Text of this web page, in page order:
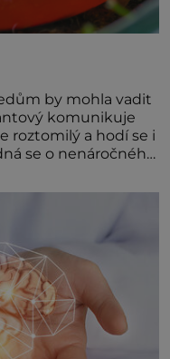
by mohla vadit
komunikuje
roztomilý a hodí se i
se o nenáročného
zbytky semínek
Austrálie s